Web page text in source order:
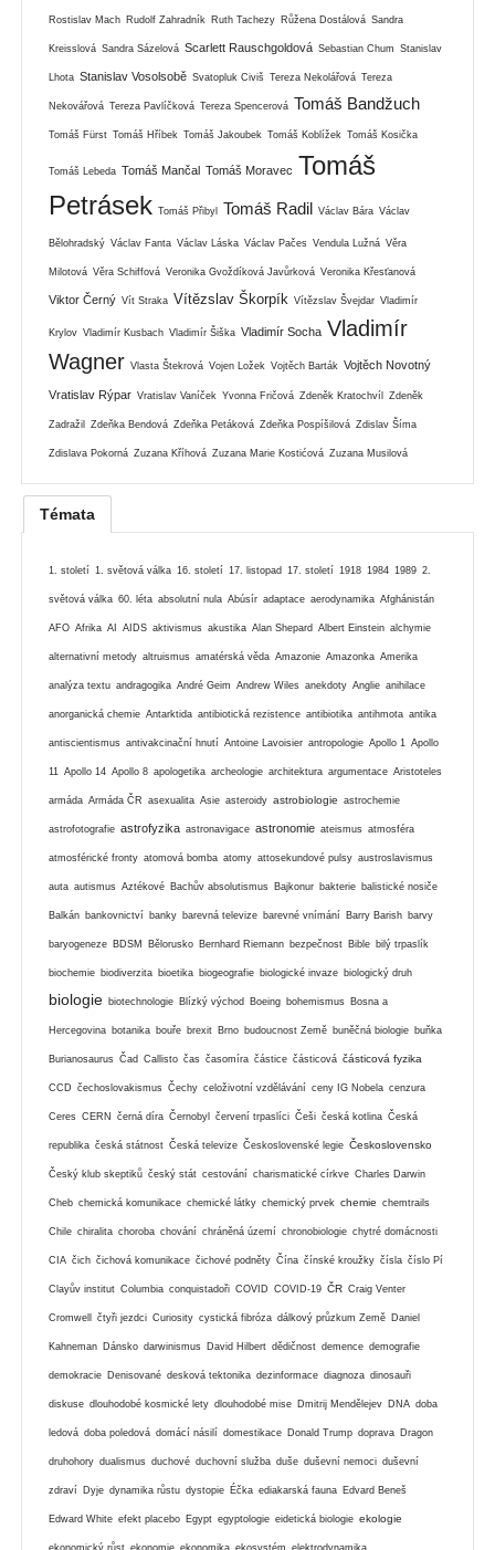
Rostislav Mach Rudolf Zahradník Ruth Tachezy Růžena Dostálová Sandra
Kreisslová Sandra Sázelová Scarlett Rauschgoldová Sebastian Chum Stanislav
Lhota Stanislav Vosolsobě Svatopluk Civiš Tereza Nekolářová Tereza
Nekovářová Tereza Pavlíčková Tereza Spencerová Tomáš Bandžuch
Tomáš Fürst Tomáš Hříbek Tomáš Jakoubek Tomáš Koblížek Tomáš Kosička
Tomáš Lebeda Tomáš Mančal Tomáš Moravec Tomáš
Petrásek Tomáš Přibyl Tomáš Radil Václav Bára Václav
Bělohradský Václav Fanta Václav Láska Václav Pačes Vendula Lužná Věra
Milotová Věra Schiffová Veronika Gvoždíková Javůrková Veronika Křesťanová
Viktor Černý Vít Straka Vítězslav Škorpík Vítězslav Švejdar Vladimír
Krylov Vladimír Kusbach Vladimír Šiška Vladimír Socha Vladimír
Wagner Vlasta Štekrová Vojen Ložek Vojtěch Barták Vojtěch Novotný
Vratislav Rýpar Vratislav Vaníček Yvonna Fričová Zdeněk Kratochvíl Zdeněk
Zadražil Zdeňka Bendová Zdeňka Petáková Zdeňka Pospíšilová Zdislav Šíma
Zdislava Pokorná Zuzana Kříhová Zuzana Marie Kostićová Zuzana Musilová
Témata
1. století 1. světová válka 16. století 17. listopad 17. století 1918 1984 1989 2.
světová válka 60. léta absolutní nula Abúsír adaptace aerodynamika Afghánistán
AFO Afrika AI AIDS aktivismus akustika Alan Shepard Albert Einstein alchymie
alternativní metody altruismus amatérská věda Amazonie Amazonka Amerika
analýza textu andragogika André Geim Andrew Wiles anekdoty Anglie anihilace
anorganická chemie Antarktida antibiotická rezistence antibiotika antihmota antika
antiscientismus antivakcinační hnutí Antoine Lavoisier antropologie Apollo 1 Apollo
11 Apollo 14 Apollo 8 apologetika archeologie architektura argumentace Aristoteles
armáda Armáda ČR asexualita Asie asteroidy astrobiologie astrochemie
astrofotografie astrofyzika astronavigace astronomie ateismus atmosféra
atmosférické fronty atomová bomba atomy attosekundové pulsy austroslavismus
auta autismus Aztékové Bachův absolutismus Bajkonur bakterie balistické nosiče
Balkán bankovnictví banky barevná televize barevné vnímání Barry Barish barvy
baryogeneze BDSM Bělorusko Bernhard Riemann bezpečnost Bible bilý trpaslík
biochemie biodiverzita bioetika biogeografie biologické invaze biologický druh
biologie biotechnologie Blízký východ Boeing bohemismus Bosna a
Hercegovina botanika bouře brexit Brno budoucnost Země buněčná biologie buňka
Burianosaurus Čad Callisto čas časomíra částice částicová částicová fyzika
CCD čechoslovakismus Čechy celoživotní vzdělávání ceny IG Nobela cenzura
Ceres CERN černá díra Černobyl červení trpaslíci Češi česká kotlina Česká
republika česká státnost Česká televize Československé legie Československo
Český klub skeptiků český stát cestování charismatické církve Charles Darwin
Cheb chemická komunikace chemické látky chemický prvek chemie chemtrails
Chile chiralita choroba chování chráněná území chronobiologie chytré domácnosti
CIA čich čichová komunikace čichové podněty Čína čínské kroužky čísla číslo Pí
Clayův institut Columbia conquistadoři COVID COVID-19 ČR Craig Venter
Cromwell čtyři jezdci Curiosity cystická fibróza dálkový průzkum Země Daniel
Kahneman Dánsko darwinismus David Hilbert dědičnost demence demografie
demokracie Denisované desková tektonika dezinformace diagnoza dinosauři
diskuse dlouhodobé kosmické lety dlouhodobé mise Dmitrij Mendělejev DNA doba
ledová doba poledová domácí násilí domestikace Donald Trump doprava Dragon
druhohory dualismus duchové duchovní služba duše duševní nemoci duševní
zdraví Dyje dynamika růstu dystopie Éčka ediakarská fauna Edvard Beneš
Edward White efekt placebo Egypt egyptologie eidetická biologie ekologie
ekonomický růst ekonomie ekonomika ekosystém elektrodynamika